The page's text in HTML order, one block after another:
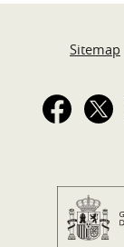
Sitemap